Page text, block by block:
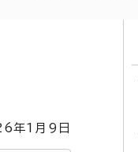
年1月9日